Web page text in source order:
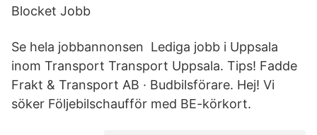
Blocket Jobb
Se hela jobbannonsen Lediga jobb i Uppsala
inom Transport Transport Uppsala. Tips! Fadde
Frakt & Transport AB · Budbilsförare. Hej! Vi
söker Följebilschaufför med BE-körkort.